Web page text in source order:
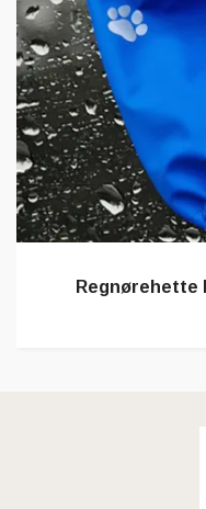
Regnørehette